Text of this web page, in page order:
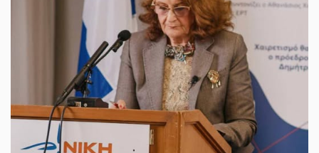
ΚΑΤΑΓΓΕΛΊΑ
ΤΗΣ
ΣΥΜΦΩΝΊΑΣ
ΤΩΝ
ΠΡΕΣΠΏΝ